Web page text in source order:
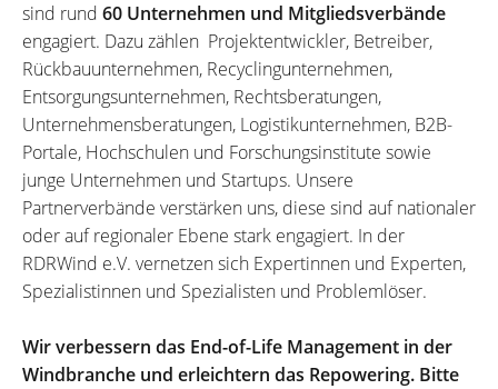
sind rund 60 Unternehmen und Mitgliedsverbände
engagiert. Dazu zählen Projektentwickler, Betreiber,
Rückbauunternehmen, Recyclingunternehmen,
Entsorgungsunternehmen, Rechtsberatungen,
Unternehmensberatungen, Logistikunternehmen, B2B-
Portale, Hochschulen und Forschungsinstitute sowie
junge Unternehmen und Startups. Unsere
Partnerverbände verstärken uns, diese sind auf nationaler
oder auf regionaler Ebene stark engagiert. In der
RDRWind e.V. vernetzen sich Expertinnen und Experten,
Spezialistinnen und Spezialisten und Problemlöser.
Wir verbessern das End-of-Life Management in der
Windbranche und erleichtern das Repowering. Bitte